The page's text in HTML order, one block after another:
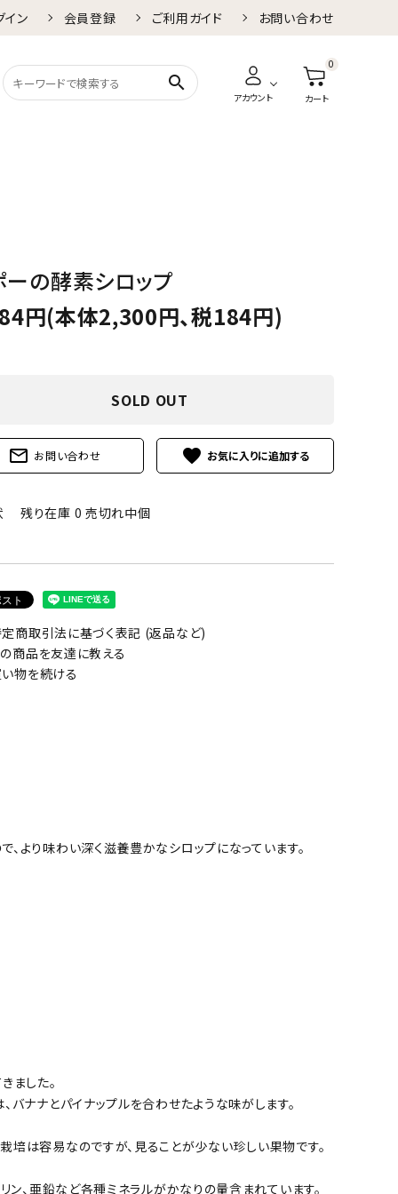
イン 会員登録 ご利用ガイド お問い合わせ
search
アカウント
0
カート
ーの酵素シロップ
円(本体2,300円、税184円)
SOLD OUT
mail_outline お問い合わせ favorite
残り在庫 0 売切れ中個
商取引法に基づく表記 (返品など)
商品を友達に教える
物を続ける
より味わい深く滋養豊かなシロップになっています。
ました。
バナナとパイナップルを合わせたような味がします。
は容易なのですが、見ることが少ない珍しい果物です。
ン、亜鉛など各種ミネラルがかなりの量含まれています。